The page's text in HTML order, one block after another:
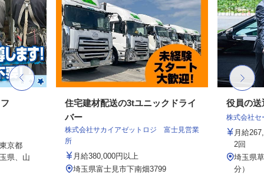
京都
県、山
住宅建材配送の3tユニックドライ
バー
株式会社サカイアゼットロジ 富士見営業
所
月給380,000円以上
埼玉県富士見市下南畑3799
役員の送
株式会社
月給
2回
埼玉県
分）